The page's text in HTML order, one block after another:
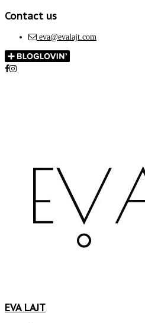
Contact us
eva@evalajt.com
EVA LAJT